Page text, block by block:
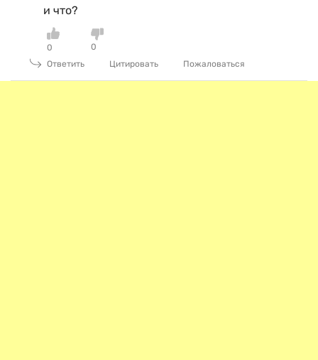
и что?
0
0
Ответить
Цитировать Пожаловаться